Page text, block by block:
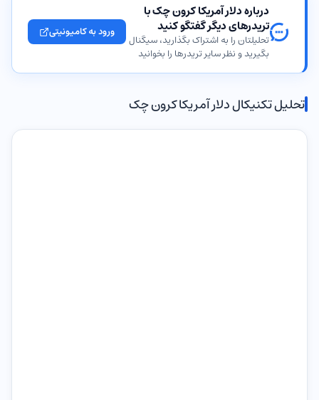
درباره دلار آمریکا کرون چک با
تریدرهای دیگر گفتگو کنید
تحلیلتان را به اشتراک بگذارید، سیگنال
بگیرید و نظر سایر تریدرها را بخوانید
ورود به کامیونیتی
تحلیل تکنیکال دلار آمریکا کرون چک